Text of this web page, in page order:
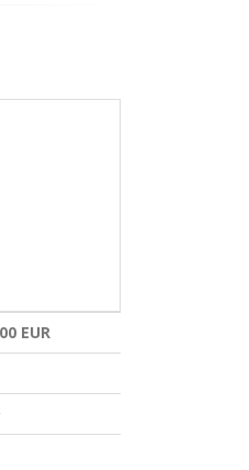
EUR